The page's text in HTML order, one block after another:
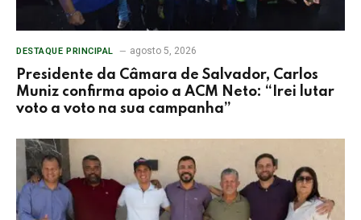
DESTAQUE PRINCIPAL agosto 5, 2026
Presidente da Câmara de Salvador, Carlos
Muniz confirma apoio a ACM Neto: “Irei lutar
voto a voto na sua campanha”